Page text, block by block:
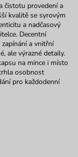
čistotu provedení a
kvalitě se syrovým
a nadčasový
Decentní
a vnitřní
ale výrazné detaily.
na mince i místo
osobnost
pro každodenní